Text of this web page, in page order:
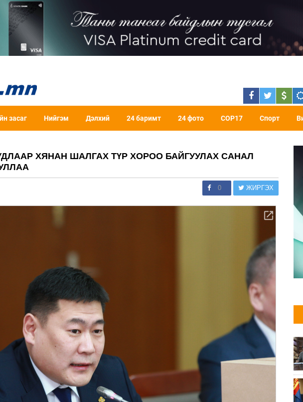
засаг Нийгэм Дэлхий 24 баримт 24 фото COP17 Спорт
ХЯНАН ШАЛГАХ ТҮР ХОРОО БАЙГУУЛАХ САНАЛ
0 ЖИРГЭХ